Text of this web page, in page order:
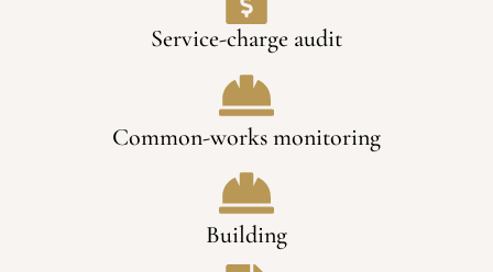
Service-charge audit
Common-works monitoring
Building